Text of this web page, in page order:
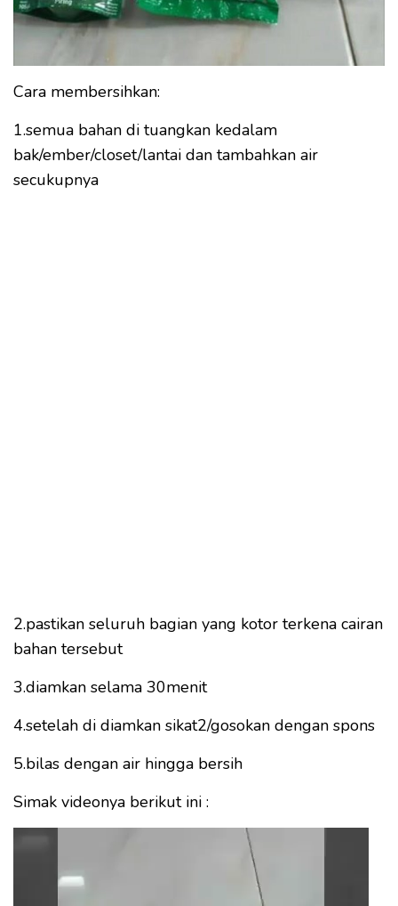
Cara membersihkan:
1.semua bahan di tuangkan kedalam
bak/ember/closet/lantai dan tambahkan air
secukupnya
2.pastikan seluruh bagian yang kotor terkena cairan
bahan tersebut
3.diamkan selama 30menit
4.setelah di diamkan sikat2/gosokan dengan spons
5.bilas dengan air hingga bersih
Simak videonya berikut ini :